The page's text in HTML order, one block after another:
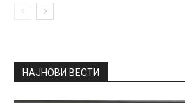
НАЈНОВИ ВЕСТИ